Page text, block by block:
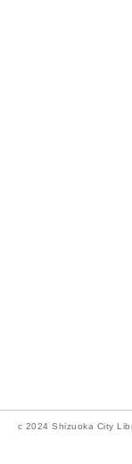
c 2024 Shizuoka City